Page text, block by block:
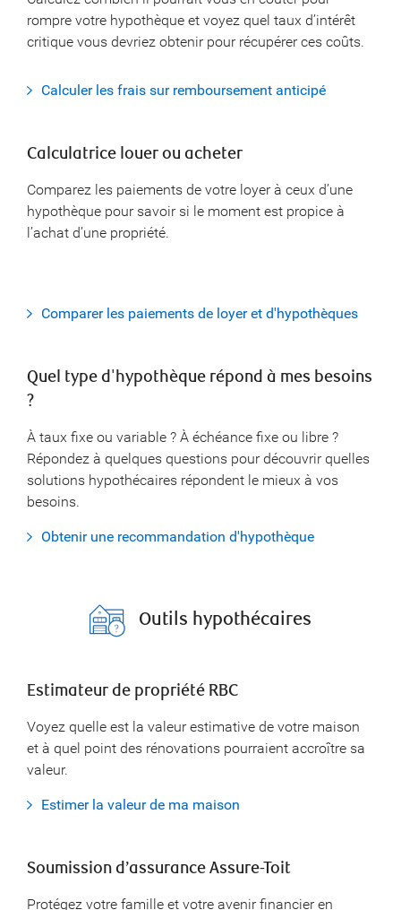
rompre votre hypothèque et voyez quel taux d’intérêt
critique vous devriez obtenir pour récupérer ces coûts.
Calculer les frais sur remboursement anticipé
Calculatrice louer ou acheter
Comparez les paiements de votre loyer à ceux d’une
hypothèque pour savoir si le moment est propice à
l’achat d’une propriété.
Comparer les paiements de loyer et d'hypothèques
Quel type d'hypothèque répond à mes besoins
?
À taux fixe ou variable ? À échéance fixe ou libre ?
Répondez à quelques questions pour découvrir quelles
solutions hypothécaires répondent le mieux à vos
besoins.
Obtenir une recommandation d'hypothèque
Outils hypothécaires
Estimateur de propriété RBC
Voyez quelle est la valeur estimative de votre maison
et à quel point des rénovations pourraient accroître sa
valeur.
Estimer la valeur de ma maison
Soumission d’assurance Assure-Toit
Protégez votre famille et votre avenir financier en